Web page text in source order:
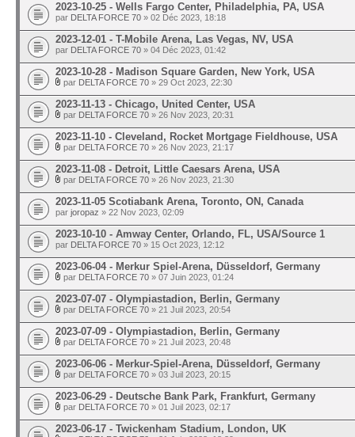
2023-10-25 - Wells Fargo Center, Philadelphia, PA, USA
par DELTA FORCE 70 » 02 Déc 2023, 18:18
2023-12-01 - T-Mobile Arena, Las Vegas, NV, USA
par DELTA FORCE 70 » 04 Déc 2023, 01:42
2023-10-28 - Madison Square Garden, New York, USA
par DELTA FORCE 70 » 29 Oct 2023, 22:30
2023-11-13 - Chicago, United Center, USA
par DELTA FORCE 70 » 26 Nov 2023, 20:31
2023-11-10 - Cleveland, Rocket Mortgage Fieldhouse, USA
par DELTA FORCE 70 » 26 Nov 2023, 21:17
2023-11-08 - Detroit, Little Caesars Arena, USA
par DELTA FORCE 70 » 26 Nov 2023, 21:30
2023-11-05 Scotiabank Arena, Toronto, ON, Canada
par joropaz » 22 Nov 2023, 02:09
2023-10-10 - Amway Center, Orlando, FL, USA/Source 1
par DELTA FORCE 70 » 15 Oct 2023, 12:12
2023-06-04 - Merkur Spiel-Arena, Düsseldorf, Germany
par DELTA FORCE 70 » 07 Juin 2023, 01:24
2023-07-07 - Olympiastadion, Berlin, Germany
par DELTA FORCE 70 » 21 Juil 2023, 20:54
2023-07-09 - Olympiastadion, Berlin, Germany
par DELTA FORCE 70 » 21 Juil 2023, 20:48
2023-06-06 - Merkur-Spiel-Arena, Düsseldorf, Germany
par DELTA FORCE 70 » 03 Juil 2023, 20:15
2023-06-29 - Deutsche Bank Park, Frankfurt, Germany
par DELTA FORCE 70 » 01 Juil 2023, 02:17
2023-06-17 - Twickenham Stadium, London, UK